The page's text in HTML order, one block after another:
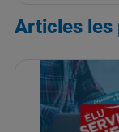
Articles